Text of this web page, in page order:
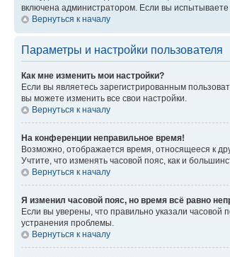
включена администратором. Если вы
Вернуться к началу
Параметры и настройки пользователя
Как мне изменить мои настройки?
Если вы являетесь зарегистрированным
вы можете изменить все свои настройки.
Вернуться к началу
На конференции неправильное время!
Возможно, отображается время, относящееся к
Учтите, что изменять часовой пояс, как и
Вернуться к началу
Я изменил часовой пояс, но время всё равно
Если вы уверены, что правильно указали
устранения проблемы.
Вернуться к началу